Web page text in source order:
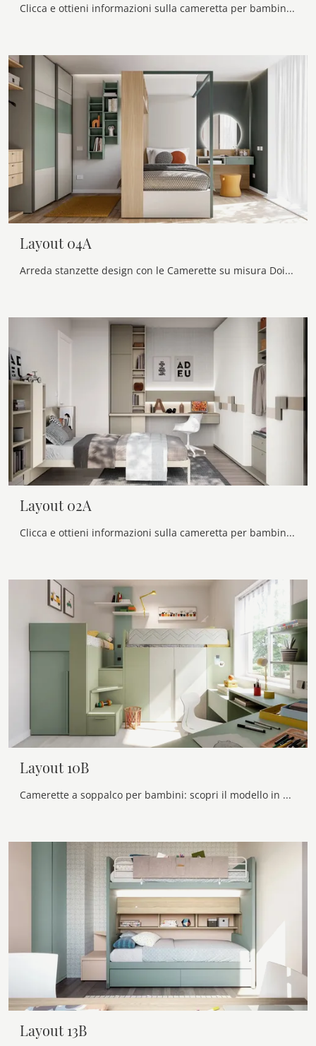
Clicca e ottieni informazioni sulla cameretta per bambini Layout 06A! Le Camerette componibili Doimo Cityline ti attendono.
Layout 04A
Arreda stanzette design con le Camerette su misura Doimo Cityline! Il modello Layout 04A in laccato opaco è per ragazzi.
Layout 02A
Clicca e ottieni informazioni sulla cameretta per bambini Layout 02A! Le Camerette su misura Doimo Cityline ti attendono.
Layout 10B
Camerette a soppalco per bambini: scopri il modello in melaminico Layout 10B di Doimo Cityline per stanzette moderne.
Layout 13B